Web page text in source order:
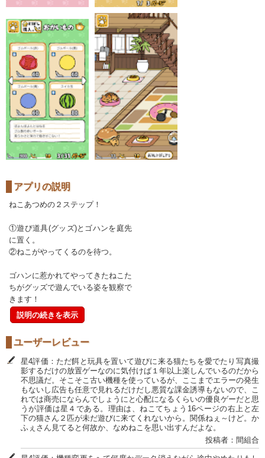
アプリの説明
ねこあつめの２ステップ！
①遊び道具(グッズ)とゴハンを庭先
に置く。
②ねこがやってくるのを待つ。
ゴハンに惹かれてやってきたねこた
ちがグッズで遊んでいる姿を観察で
きます！
説明の続きを表示
ユーザーレビュー
星4評価：ただ餌と玩具を置いて遊びに来る猫たちを愛でたり写真撮
影するだけの放置ゲーなのに気付けば１年以上楽しんでいるのだから
不思議だ。そこそこ古い機種を使っているが、ここまでエラーの発生
もないし広告も任意で見れるだけだし悪質な課金誘導もないので、こ
れでは商売にならんでしょうにと心配になるくらいの優良ゲーだと思
うが評価は星４である。理由は、ねこてちょう16ページの右上と左
下の猫さん２匹が未だ遊びに来てくれないから。関係ねぇ～けど。か
ふぇさん見てると何故か、なめねこを思い出すんだよな。
投稿者：間組合